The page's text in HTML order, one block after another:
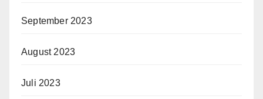
September 2023
August 2023
Juli 2023